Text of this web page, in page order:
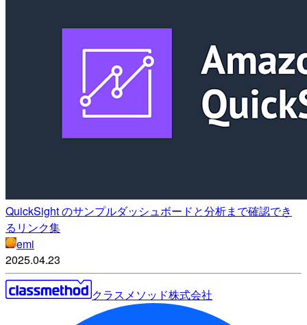
QuickSight のサンプルダッシュボードと分析まで確認でき
るリンク集
emi
2025.04.23
クラスメソッド株式会社